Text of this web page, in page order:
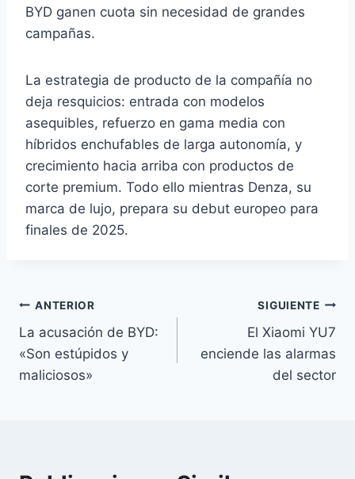
BYD ganen cuota sin necesidad de grandes
campañas.
La estrategia de producto de la compañía no
deja resquicios: entrada con modelos
asequibles, refuerzo en gama media con
híbridos enchufables de larga autonomía, y
crecimiento hacia arriba con productos de
corte premium. Todo ello mientras Denza, su
marca de lujo, prepara su debut europeo para
finales de 2025.
Navegación
de
entradas
ANTERIOR
La acusación de BYD:
«Son estúpidos y
maliciosos»
SIGUIENTE
El Xiaomi YU7
enciende las alarmas
del sector